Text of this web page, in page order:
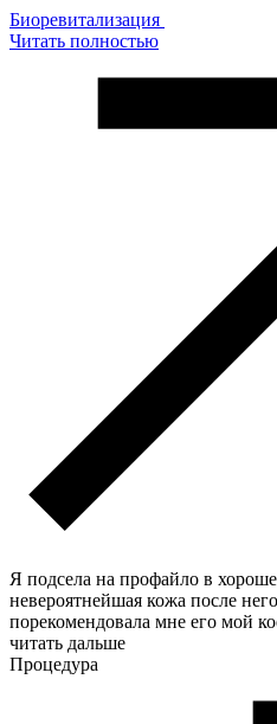
Биоревитализация
Читать полностью
Я подсела на профайло в
невероятнейшая кожа после
порекомендовала мне его мой
читать дальше
Процедура